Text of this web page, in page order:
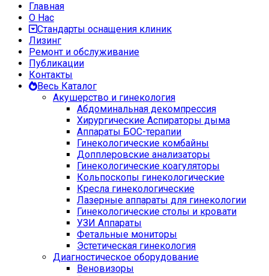
Главная
О Нас
Стандарты оснащения клиник
Лизинг
Ремонт и обслуживание
Публикации
Контакты
Весь Каталог
Акушерство и гинекология
Абдоминальная декомпрессия
Хирургические Аспираторы дыма
Аппараты БОС-терапии
Гинекологические комбайны
Допплеровские анализаторы
Гинекологические коагуляторы
Кольпоскопы гинекологические
Кресла гинекологические
Лазерные аппараты для гинекологии
Гинекологические столы и кровати
УЗИ Аппараты
Фетальные мониторы
Эстетическая гинекология
Диагностическое оборудование
Веновизоры